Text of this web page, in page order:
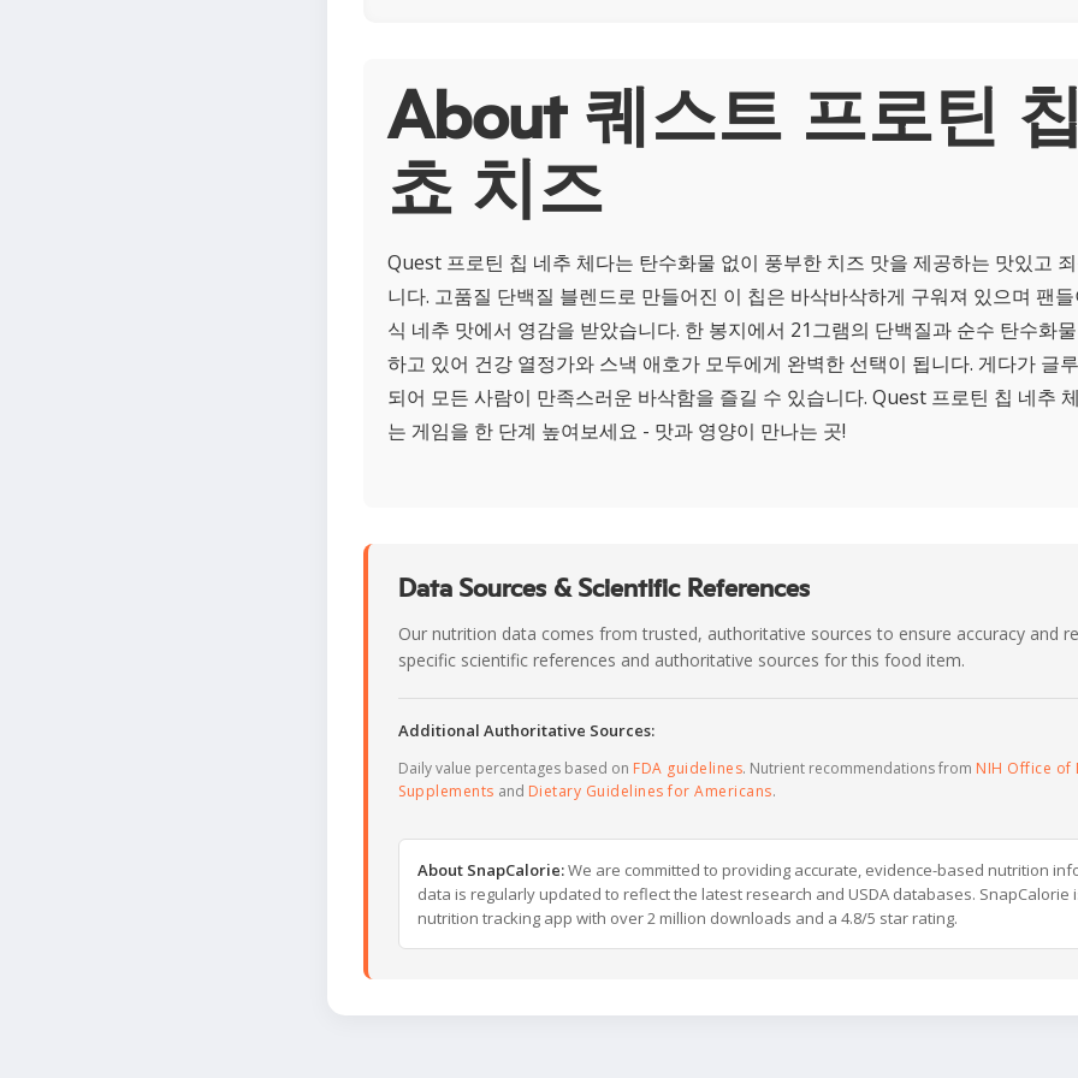
About 퀘스트 프로틴
쵸 치즈
Quest 프로틴 칩 네추 체다는 탄수화물 없이 풍부한 치즈 맛을 제공하는 맛있고
니다. 고품질 단백질 블렌드로 만들어진 이 칩은 바삭바삭하게 구워져 있으며 팬
식 네추 맛에서 영감을 받았습니다. 한 봉지에서 21그램의 단백질과 순수 탄수화
하고 있어 건강 열정가와 스낵 애호가 모두에게 완벽한 선택이 됩니다. 게다가 글
되어 모든 사람이 만족스러운 바삭함을 즐길 수 있습니다. Quest 프로틴 칩 네추
는 게임을 한 단계 높여보세요 - 맛과 영양이 만나는 곳!
Data Sources & Scientific References
Our nutrition data comes from trusted, authoritative sources to ensure accuracy and
specific scientific references and authoritative sources for this food item.
Additional Authoritative Sources:
Daily value percentages based on FDA guidelines. Nutrient recommendations from NIH Office of
Supplements and Dietary Guidelines for Americans.
About SnapCalorie:We are committed to providing accurate, evidence-based nutrition
data is regularly updated to reflect the latest research and USDA databases. SnapCalorie
nutrition tracking app with over 2 million downloads and a 4.8/5 star rating.